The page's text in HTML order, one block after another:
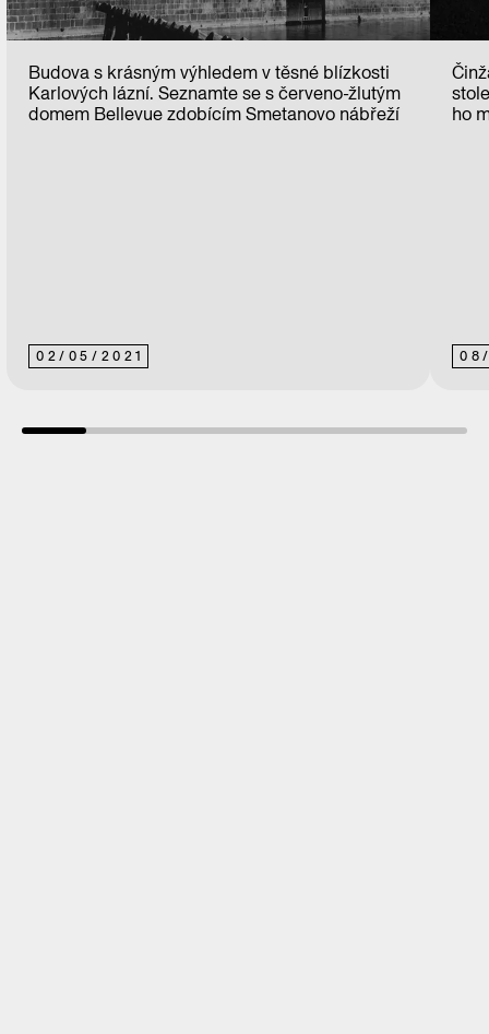
02/ 05/ 2021
Budova s krásným výhledem v těsné blízkosti
Karlových lázní. Seznamte se s červeno-žlutým
domem Bellevue zdobícím Smetanovo nábřeží
08
ho